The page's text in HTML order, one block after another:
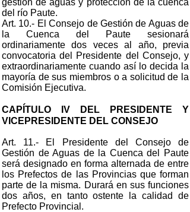
gestión de aguas y protección de la cuenca
del río Paute.
Art. 10.- El Consejo de Gestión de Aguas de
la Cuenca del Paute sesionará
ordinariamente dos veces al año, previa
convocatoria del Presidente del Consejo, y
extraordinariamente cuando así lo decida la
mayoría de sus miembros o a solicitud de la
Comisión Ejecutiva.
CAPÍTULO IV DEL PRESIDENTE Y
VICEPRESIDENTE DEL CONSEJO
Art. 11.- El Presidente del Consejo de
Gestión de Aguas de la Cuenca del Paute
será designado en forma alternada de entre
los Prefectos de las Provincias que forman
parte de la misma. Durará en sus funciones
dos años, en tanto ostente la calidad de
Prefecto Provincial.